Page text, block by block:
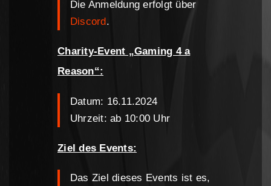
Die Anmeldung erfolgt über
Discord.
Charity-Event „Gaming 4 a
Reason“:
Datum: 16.11.2024
Uhrzeit: ab 10:00 Uhr
Ziel des Events:
Das Ziel dieses Events ist es,